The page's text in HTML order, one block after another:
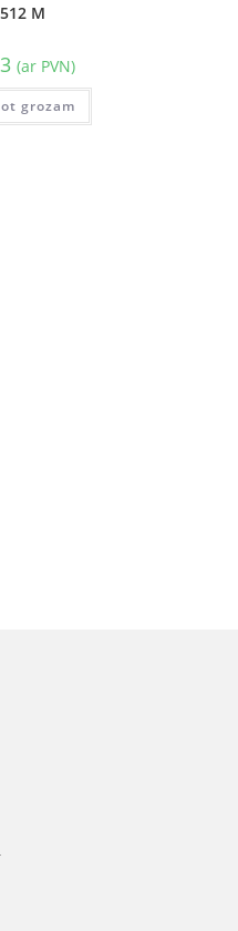
M
(ar PVN)
grozam